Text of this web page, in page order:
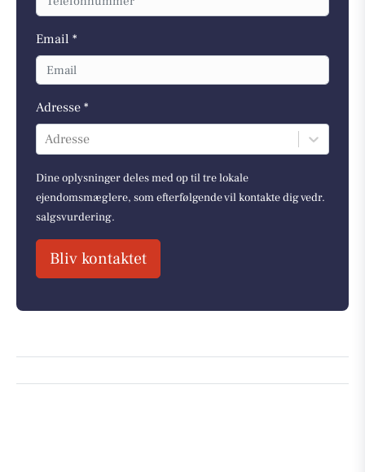
Email *
Adresse *
Adresse
Dine oplysninger deles med op til tre lokale
ejendomsmæglere, som efterfølgende vil kontakte dig vedr.
salgsvurdering.
Bliv kontaktet